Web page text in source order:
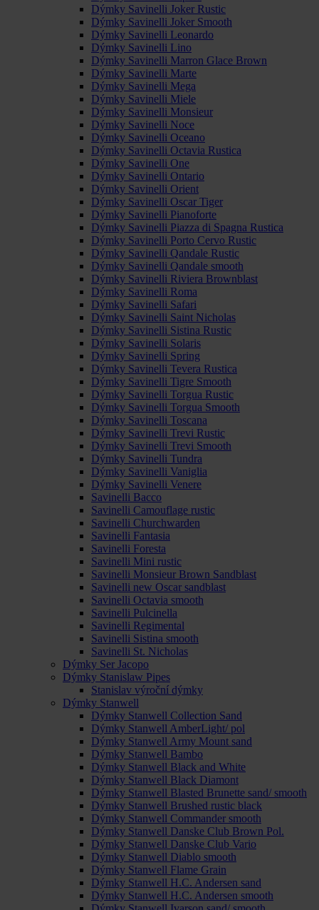
Dýmky Savinelli Joker Rustic
Dýmky Savinelli Joker Smooth
Dýmky Savinelli Leonardo
Dýmky Savinelli Lino
Dýmky Savinelli Marron Glace Brown
Dýmky Savinelli Marte
Dýmky Savinelli Mega
Dýmky Savinelli Miele
Dýmky Savinelli Monsieur
Dýmky Savinelli Noce
Dýmky Savinelli Oceano
Dýmky Savinelli Octavia Rustica
Dýmky Savinelli One
Dýmky Savinelli Ontario
Dýmky Savinelli Orient
Dýmky Savinelli Oscar Tiger
Dýmky Savinelli Pianoforte
Dýmky Savinelli Piazza di Spagna Rustica
Dýmky Savinelli Porto Cervo Rustic
Dýmky Savinelli Qandale Rustic
Dýmky Savinelli Qandale smooth
Dýmky Savinelli Riviera Brownblast
Dýmky Savinelli Roma
Dýmky Savinelli Safari
Dýmky Savinelli Saint Nicholas
Dýmky Savinelli Sistina Rustic
Dýmky Savinelli Solaris
Dýmky Savinelli Spring
Dýmky Savinelli Tevera Rustica
Dýmky Savinelli Tigre Smooth
Dýmky Savinelli Torgua Rustic
Dýmky Savinelli Torgua Smooth
Dýmky Savinelli Toscana
Dýmky Savinelli Trevi Rustic
Dýmky Savinelli Trevi Smooth
Dýmky Savinelli Tundra
Dýmky Savinelli Vaniglia
Dýmky Savinelli Venere
Savinelli Bacco
Savinelli Camouflage rustic
Savinelli Churchwarden
Savinelli Fantasia
Savinelli Foresta
Savinelli Mini rustic
Savinelli Monsieur Brown Sandblast
Savinelli new Oscar sandblast
Savinelli Octavia smooth
Savinelli Pulcinella
Savinelli Regimental
Savinelli Sistina smooth
Savinelli St. Nicholas
Dýmky Ser Jacopo
Dýmky Stanislaw Pipes
Stanislav výroční dýmky
Dýmky Stanwell
Dýmky Stanwell Collection Sand
Dýmky Stanwell AmberLight/ pol
Dýmky Stanwell Army Mount sand
Dýmky Stanwell Bambo
Dýmky Stanwell Black and White
Dýmky Stanwell Black Diamont
Dýmky Stanwell Blasted Brunette sand/ smooth
Dýmky Stanwell Brushed rustic black
Dýmky Stanwell Commander smooth
Dýmky Stanwell Danske Club Brown Pol.
Dýmky Stanwell Danske Club Vario
Dýmky Stanwell Diablo smooth
Dýmky Stanwell Flame Grain
Dýmky Stanwell H.C. Andersen sand
Dýmky Stanwell H.C. Andersen smooth